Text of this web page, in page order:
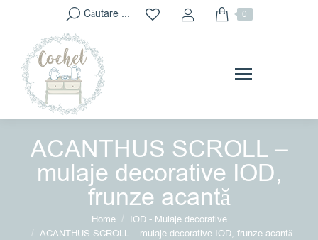
Search:Căutare ... 0
ACANTHUS SCROLL –
mulaje decorative IOD,
frunze acantă
You are here:Home
IOD - Mulaje decorative
ACANTHUS SCROLL – mulaje decorative IOD, frunze acantă